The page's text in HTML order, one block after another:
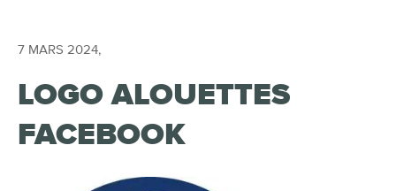
7 MARS 2024,
LOGO ALOUETTES
FACEBOOK